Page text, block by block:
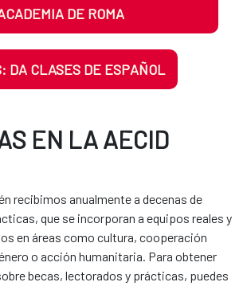
DE ROMA
DA CLASES DE ESPAÑOL
EN LA AECID
recibimos anualmente a decenas de
que se incorporan a equipos reales y
en áreas como cultura, cooperación
o acción humanitaria. Para obtener
becas, lectorados y prácticas, puedes